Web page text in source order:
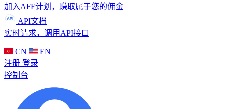
加入AFF计划，赚取属于您的佣金
API文档
实时请求，调用API接口
CN
EN
注册 登录
控制台